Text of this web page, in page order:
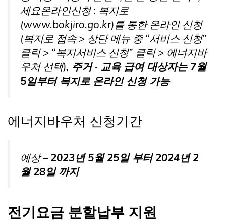
세요온라인신청 : 복지로
(www.bokjiro.go.kr)를 통한 온라인 신청
(복지로 접속 > 상단 메뉴 중 “서비스 신청”
클릭 > “복지서비스 신청” 클릭 > 에너지바
우처 선택), 주거 · 교육 급여 대상자는 7월
5일부터 복지로 온라인 신청 가능
에너지바우처 신청기간
예상 –2023년 5월 25일 부터 2024년 2
월 28일 까지
전기요금 분할납부 지원